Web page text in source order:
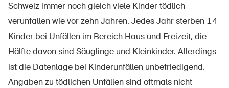
Schweiz immer noch gleich viele Kinder tödlich
verunfallen wie vor zehn Jahren. Jedes Jahr sterben 14
Kinder bei Unfällen im Bereich Haus und Freizeit, die
Hälfte davon sind Säuglinge und Kleinkinder. Allerdings
ist die Datenlage bei Kinderunfällen unbefriedigend.
Angaben zu tödlichen Unfällen sind oftmals nicht